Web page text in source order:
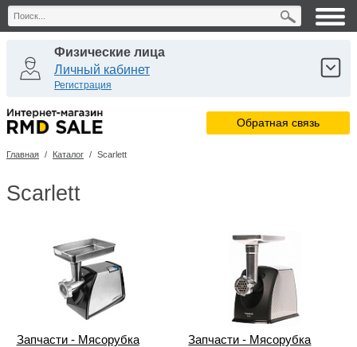
Физические лица
Личный кабинет
Регистрация
Юридические лица
Личный кабинет
Личный кабинет
Обратная связь
Главная / Каталог / Scarlett
Scarlett
Запчасти - Мясорубка
Запчасти - Мясорубка